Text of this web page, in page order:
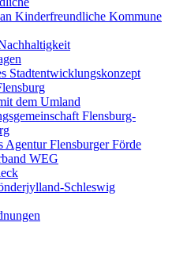
Kinderfreundliche Kommune
Stadtentwicklungskonzept
dem Umland
Flensburg-
Agentur Flensburger Förde
WEG
Schleswig